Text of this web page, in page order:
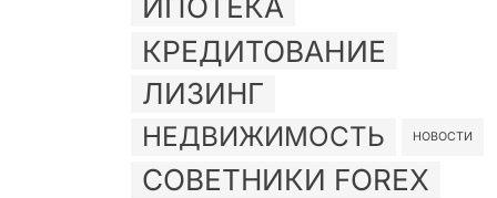
ИПОТЕКА
КРЕДИТОВАНИЕ
ЛИЗИНГ
НЕДВИЖИМОСТЬ НОВОСТИ
СОВЕТНИКИ FOREX